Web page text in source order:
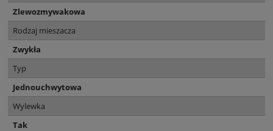
Zlewozmywakowa
Rodzaj mieszacza
Zwykła
Typ
Jednouchwytowa
Wylewka
Tak